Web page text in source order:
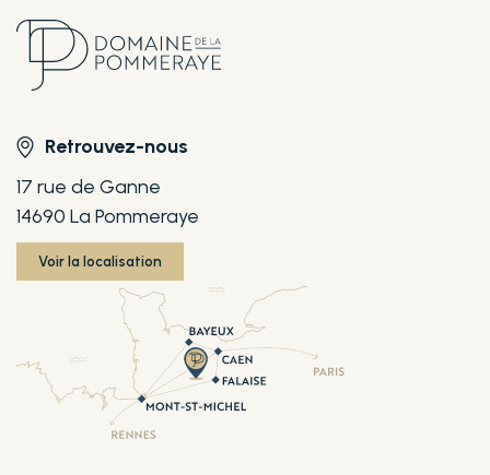
Retrouvez-nous
17 rue de Ganne
14690 La Pommeraye
Voir la localisation